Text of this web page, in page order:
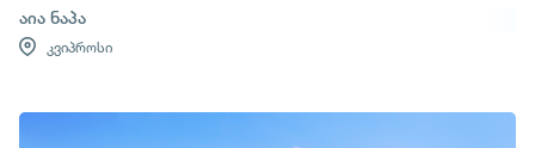
აია ნაპა
კვიპროსი